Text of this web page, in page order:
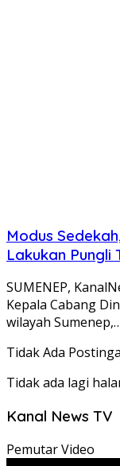
Modus
Lakukan Pungli
SUMENEP,
Kepala Cabang
wilayah
Tidak Ada
Tidak ada lagi
Kanal News TV
Pemutar Video